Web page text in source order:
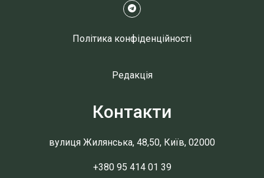
Політика конфіденційності
Редакція
Контакти
вулиця Жилянська, 48,50, Київ, 02000
+380 95 414 01 39